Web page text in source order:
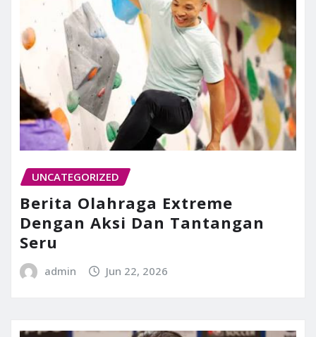
UNCATEGORIZED
Berita Olahraga Extreme
Dengan Aksi Dan Tantangan
Seru
admin Jun 22, 2026